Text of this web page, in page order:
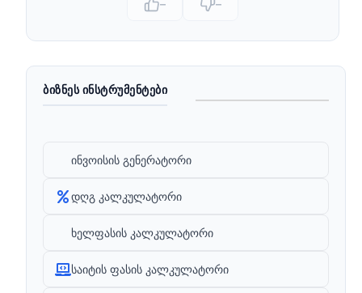
– –
ᲑᲘᲖᲜᲔᲡ ᲘᲜᲡᲢᲠᲣᲛᲔᲜᲢᲔᲑᲘ
ინვოისის გენერატორი
დღგ კალკულატორი
ხელფასის კალკულატორი
საიტის ფასის კალკულატორი